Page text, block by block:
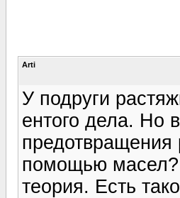
Arti
У подруги
ентого дела. Но
помощью масел?
теория. Есть